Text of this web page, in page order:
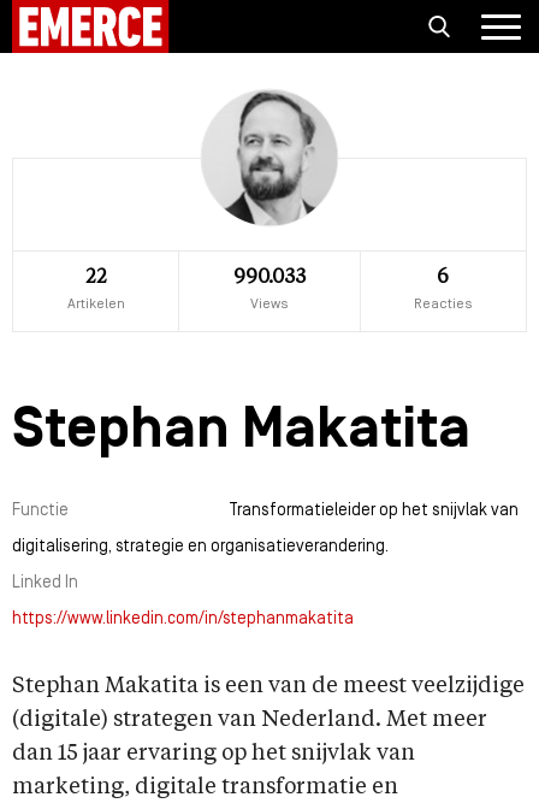
22
Artikelen
990.033
Views
6
Reacties
Stephan Makatita
Functie
Transformatieleider op het snijvlak van
digitalisering, strategie en organisatieverandering.
Linked In
https://www.linkedin.com/in/stephanmakatita
Stephan Makatita is een van de meest veelzijdige
(digitale) strategen van Nederland. Met meer
dan 15 jaar ervaring op het snijvlak van
marketing, digitale transformatie en